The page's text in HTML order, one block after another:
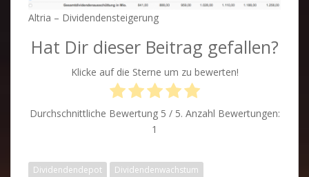
Altria – Dividendensteigerung
Hat Dir dieser Beitrag gefallen?
Klicke auf die Sterne um zu bewerten!
Durchschnittliche Bewertung 5 / 5. Anzahl Bewertungen:
1
Dividendendepot Dividendenwachstum